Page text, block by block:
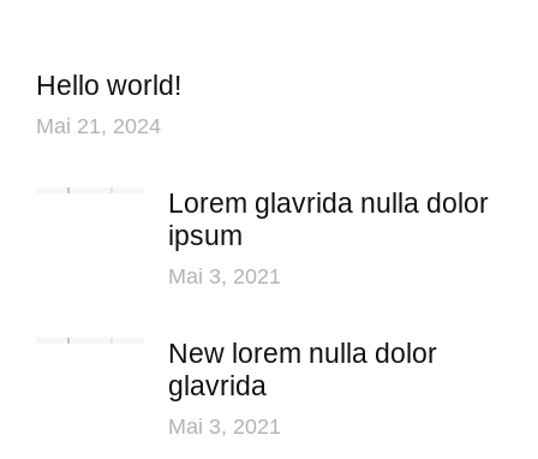
Hello world!
Mai 21, 2024
Lorem glavrida nulla dolor
ipsum
Mai 3, 2021
New lorem nulla dolor
glavrida
Mai 3, 2021